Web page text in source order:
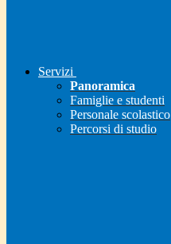
Servizi
Panoramica
Famiglie e studenti
Personale scolastico
Percorsi di studio